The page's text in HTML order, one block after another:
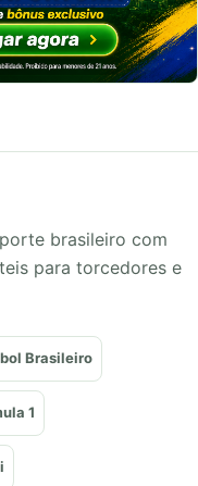
brasileiro com
para torcedores e
Brasileiro
1